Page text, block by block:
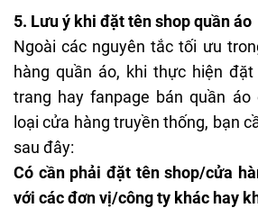
5. Lưu ý khi đặt tên shop quần áo
Ngoài các nguyên tắc tối ưu
hàng quần áo, khi thực hiện
trang hay fanpage bán quần áo
loại cửa hàng truyền thống, bạn
sau đây:
Có cần phải đặt tên shop/cửa
với các đơn vị/công ty khác hay